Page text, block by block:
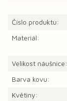
Číslo produktu:
Materiál:
Velikost náušnice:
Barva kovu:
Květiny: